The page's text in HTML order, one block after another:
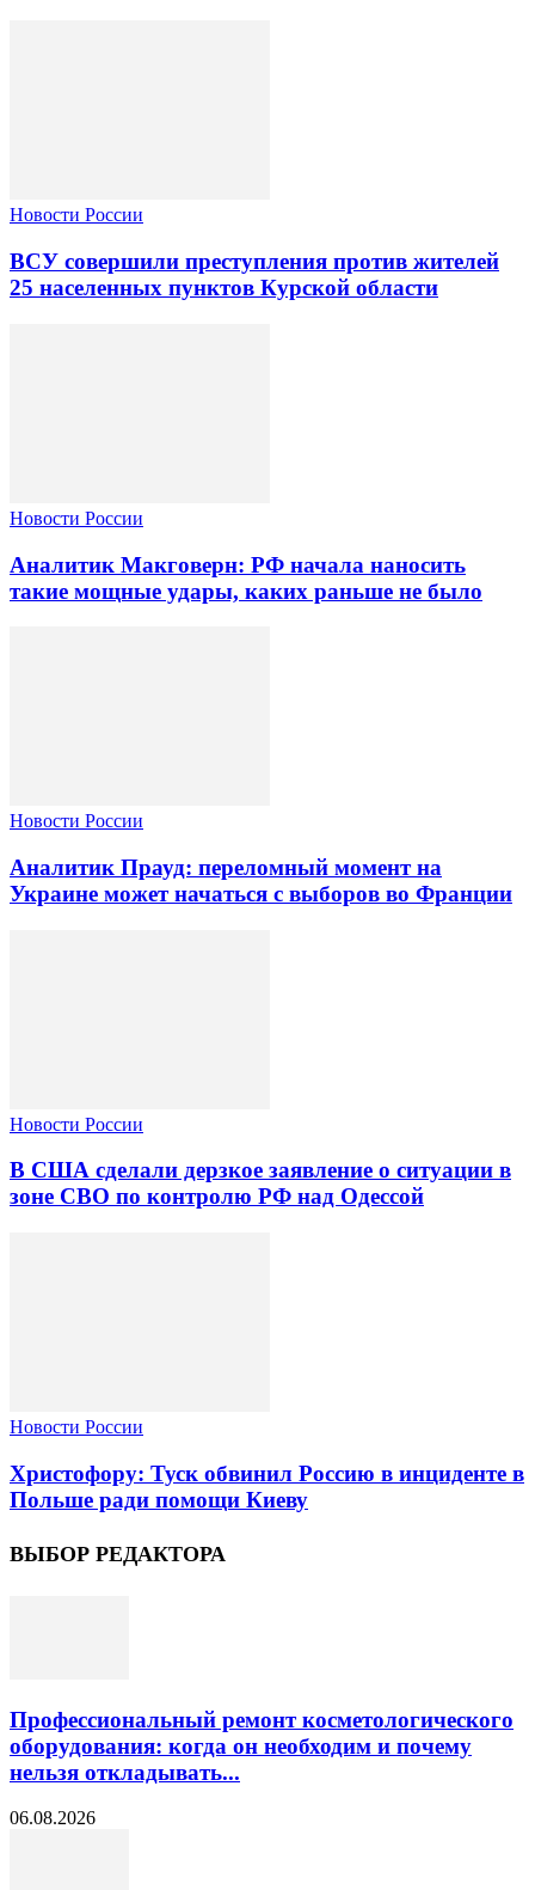
Новости России
ВСУ совершили преступления против жителей
25 населенных пунктов Курской области
Новости России
Аналитик Макговерн: РФ начала наносить
такие мощные удары, каких раньше не было
Новости России
Аналитик Прауд: переломный момент на
Украине может начаться с выборов во Франции
Новости России
В США сделали дерзкое заявление о ситуации в
зоне СВО по контролю РФ над Одессой
Новости России
Христофору: Туск обвинил Россию в инциденте в
Польше ради помощи Киеву
ВЫБОР РЕДАКТОРА
Профессиональный ремонт косметологического
оборудования: когда он необходим и почему
нельзя откладывать...
06.08.2026